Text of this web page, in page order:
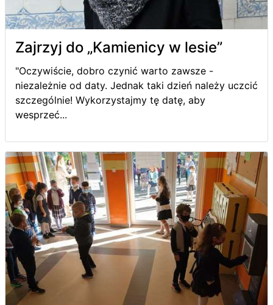
Zajrzyj do „Kamienicy w lesie”
"Oczywiście, dobro czynić warto zawsze -
niezależnie od daty. Jednak taki dzień należy uczcić
szczególnie! Wykorzystajmy tę datę, aby
wesprzeć...